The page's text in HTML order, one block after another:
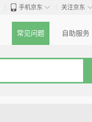
◇
手机京东 关注京东
常见问题 自助服务